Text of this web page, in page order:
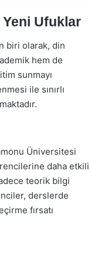
Ufuklar
biri olarak, din
hem de
sunmayı
ile sınırlı
Üniversitesi
daha etkili
teorik bilgi
derslerde
fırsatı